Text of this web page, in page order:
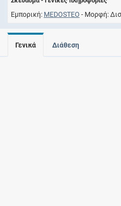
Εμπορική MEDOSTEO Μορφή
Γενικά Διάθεση